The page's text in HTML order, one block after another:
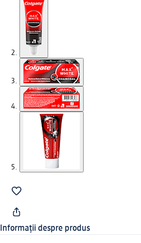
Informații despre produs